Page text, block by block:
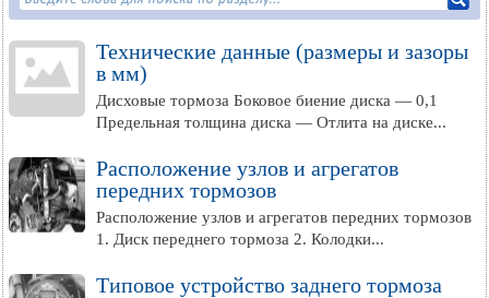
Технические данные (размеры и зазоры
в мм)
Дисховые тормоза Боковое биение диска — 0,1
Предельная толщина диска — Отлита на диске...
Расположение узлов и агрегатов
передних тормозов
Расположение узлов и агрегатов передних тормозов
1. Диск переднего тормоза 2. Колодки...
Типовое устройство заднего тормоза